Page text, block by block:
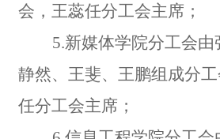
会，王蕊任分工会主席；
5.新媒体学院分工会
静然、王斐、王鹏组成分
任分工会主席；